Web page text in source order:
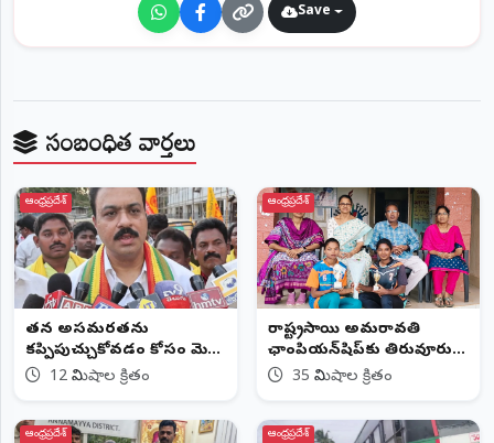
Save
సంబంధిత వార్తలు
ఆంధ్రప్రదేశ్
తన అసమర్థతను
కప్పిపుచ్చుకోవడం కోసం మెగా
డీఎస్సీపై వీధి పోరాటాలు
12 నిమిషాల క్రితం
ఆంధ్రప్రదేశ్
రాష్ట్రస్థాయి అమరావతి
ఛాంపియన్‌షిప్‌కు తిరువూరు
విద్యార్థినులు
35 నిమిషాల క్రితం
ఆంధ్రప్రదేశ్ ఆంధ్రప్రదేశ్